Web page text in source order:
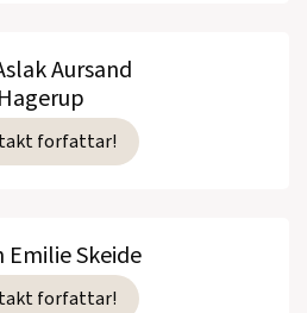
Aursand
Hagerup
forfattar!
Emilie Skeide
forfattar!